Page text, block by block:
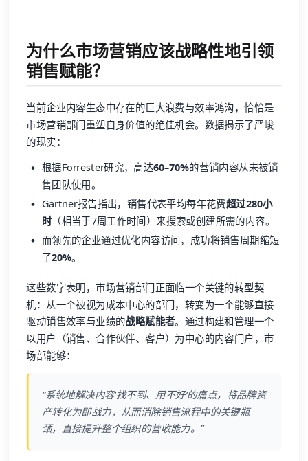
为什么市场营销应该战略性地引领
销售赋能？
当前企业内容生态中存在的巨大浪费与效率鸿沟，恰恰是
市场营销部门重塑自身价值的绝佳机会。数据揭示了严峻
的现实：
根据Forrester研究，高达60–70%的营销内容从未被销
售团队使用。
Gartner报告指出，销售代表平均每年花费超过280小
时（相当于7周工作时间）来搜索或创建所需的内容。
而领先的企业通过优化内容访问，成功将销售周期缩短
了20%。
这些数字表明，市场营销部门正面临一个关键的转型契
机：从一个被视为成本中心的部门，转变为一个能够直接
驱动销售效率与业绩的战略赋能者。通过构建和管理一个
以用户（销售、合作伙伴、客户）为中心的内容门户，市
场部能够：
“系统地解决内容‘找不到、用不好’的痛点，将品牌资
产转化为即战力，从而消除销售流程中的关键瓶
颈，直接提升整个组织的营收能力。”